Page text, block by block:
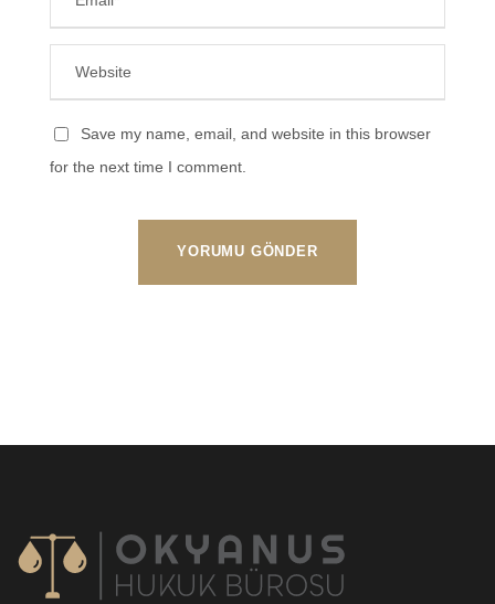
Save my name, email, and website in this browser
for the next time I comment.